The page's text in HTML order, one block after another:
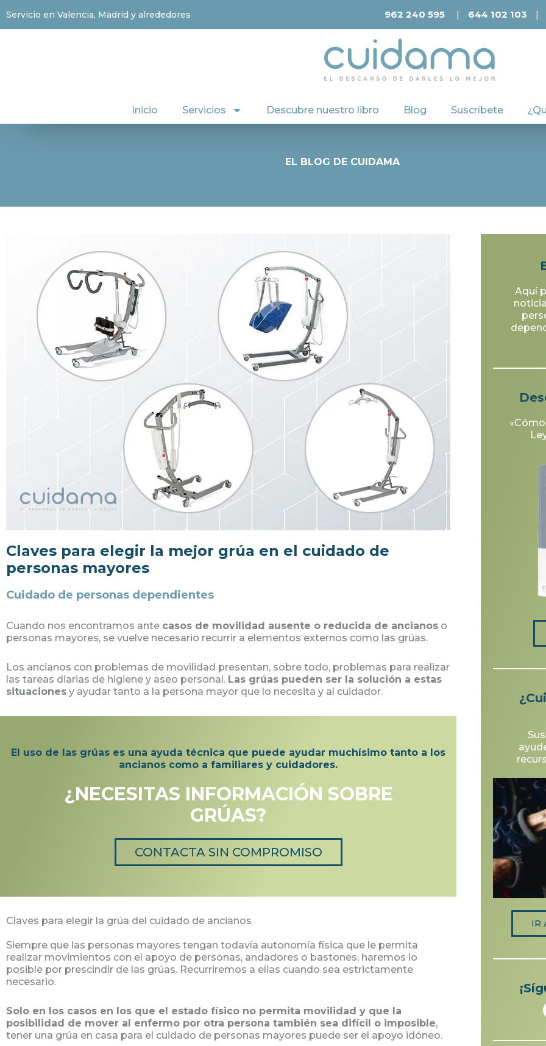
Servicio en Valencia, Madrid y alrededores 962 240 595 | 644 102 103 |
Inicio Servicios Descubre nuestro libro Blog Suscríbete
EL BLOG DE CUIDAMA
Claves para elegir la mejor grúa en el cuidado de
personas mayores
Cuidado de personas dependientes
Cuando nos encontramos ante casos de movilidad ausente o reducida de ancianos o
personas mayores, se vuelve necesario recurrir a elementos externos como las grúas.
Los ancianos con problemas de movilidad presentan, sobre todo, problemas para realizar
las tareas diarias de higiene y aseo personal. Las grúas pueden ser la solución a estas
situaciones y ayudar tanto a la persona mayor que lo necesita y al cuidador.
El uso de las grúas es una ayuda técnica que puede ayudar muchísimo tanto a los
ancianos como a familiares y cuidadores.
¿NECESITAS INFORMACIÓN SOBRE
GRÚAS?
CONTACTA SIN COMPROMISO CONTACTA SIN COMPROMISO
Claves para elegir la grúa del cuidado de ancianos
Siempre que las personas mayores tengan todavía autonomía física que le permita
realizar movimientos con el apoyo de personas, andadores o bastones, haremos lo
posible por prescindir de las grúas. Recurriremos a ellas cuando sea estrictamente
necesario.
Solo en los casos en los que el estado físico no permita movilidad y que la
posibilidad de mover al enfermo por otra persona también sea difícil o imposible,
tener una grúa en casa para el cuidado de personas mayores puede ser el apoyo idóneo.
Aquí
IR